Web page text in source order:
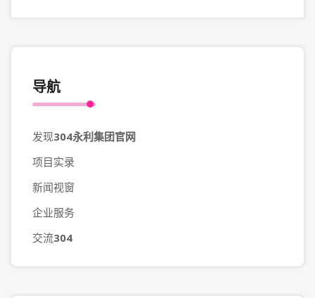
导航
发现304永利集团官网
项目实录
新闻视窗
企业服务
交流304